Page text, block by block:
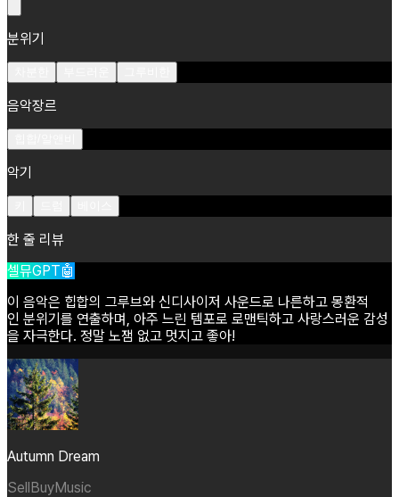
분위기
음악장르
악기
한 줄 리뷰
셀뮤GPT🤖
이 음악은 힙합의 그루브와 신디사이저 사운드로 나른하고 몽환적
인 분위기를 연출하며, 아주 느린 템포로 로맨틱하고 사랑스러운 감성
을 자극한다. 정말 노잼 없고 멋지고 좋아!
Autumn Dream
SellBuyMusic